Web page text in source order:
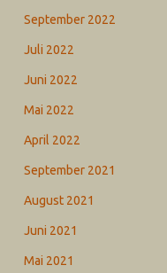
September 2022
Juli 2022
Juni 2022
Mai 2022
April 2022
September 2021
August 2021
Juni 2021
Mai 2021